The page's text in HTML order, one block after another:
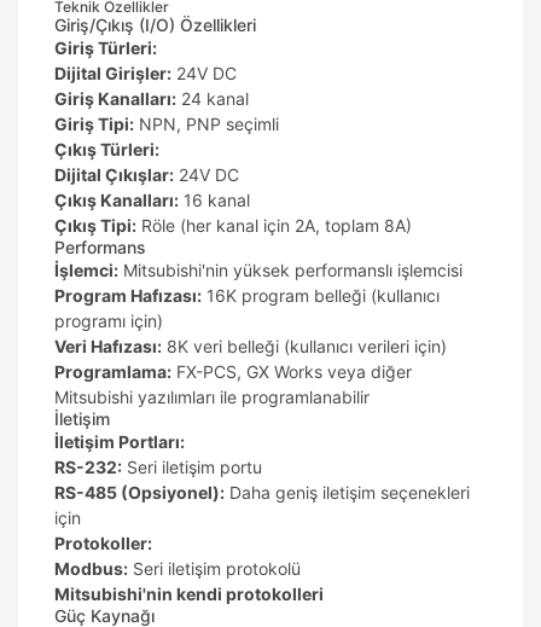
Teknik Özellikler
Giriş/Çıkış (I/O) Özellikleri
Giriş Türleri:
Dijital Girişler: 24V DC
Giriş Kanalları: 24 kanal
Giriş Tipi: NPN, PNP seçimli
Çıkış Türleri:
Dijital Çıkışlar: 24V DC
Çıkış Kanalları: 16 kanal
Çıkış Tipi: Röle (her kanal için 2A, toplam 8A)
Performans
İşlemci: Mitsubishi'nin yüksek performanslı işlemcisi
Program Hafızası: 16K program belleği (kullanıcı
programı için)
Veri Hafızası: 8K veri belleği (kullanıcı verileri için)
Programlama: FX-PCS, GX Works veya diğer
Mitsubishi yazılımları ile programlanabilir
İletişim
İletişim Portları:
RS-232: Seri iletişim portu
RS-485 (Opsiyonel): Daha geniş iletişim seçenekleri
için
Protokoller:
Modbus: Seri iletişim protokolü
Mitsubishi'nin kendi protokolleri
Güç Kaynağı